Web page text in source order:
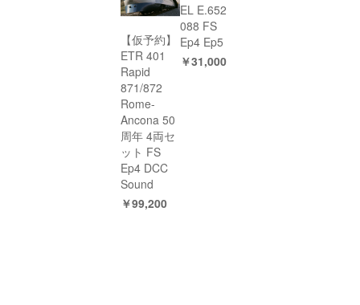
【仮予約】
ETR 401
Rapid
871/872
Rome-
Ancona 50
周年 4両セ
ット FS
Ep4 DCC
Sound
￥99,200
EL E.652
088 FS
Ep4 Ep5
￥31,000